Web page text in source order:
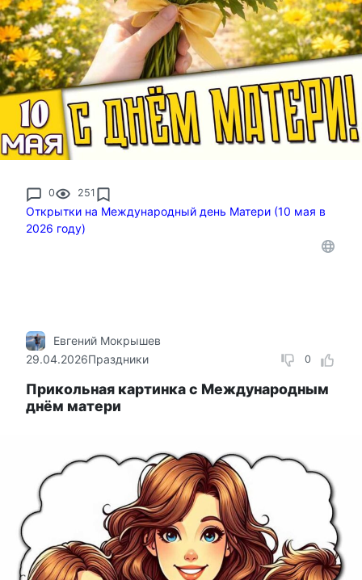
0 251
Открытки на Международный день Матери (10 мая в
2026 году)
0
Евгений Мокрышев
29.04.2026Праздники
Прикольная картинка с Международным
днём матери